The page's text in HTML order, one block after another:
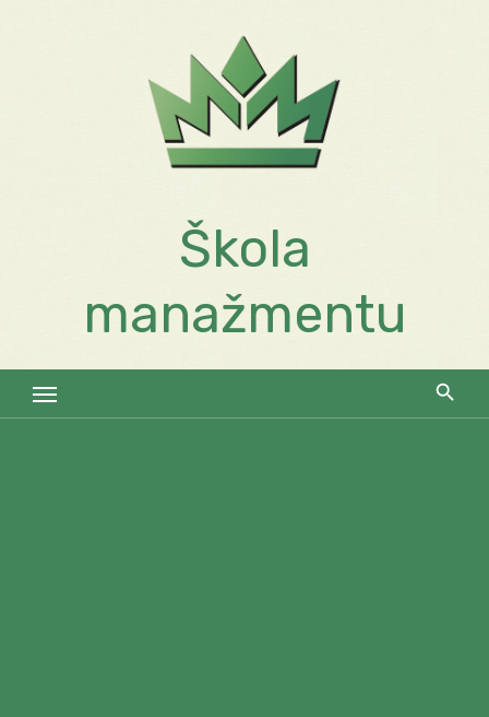
Škola
manažmentu